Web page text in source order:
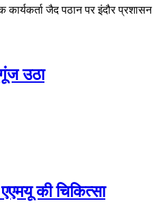
जैद पठान पर इंदौर प्रशासन
उठा
एएमयू की चिकित्सा